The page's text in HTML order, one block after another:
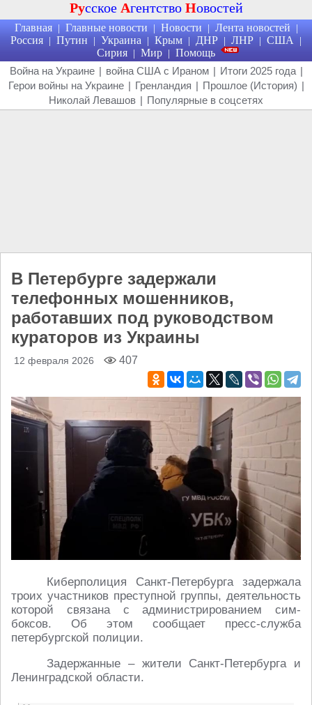
Русское Агентство Новостей
Главная | Главные новости | Новости | Лента новостей |
Россия | Путин | Украина | Крым | ДНР | ЛНР | США |
Сирия | Мир | Помощь
Война на Украине | война США с Ираном | Итоги 2025 года |
Герои войны на Украине | Гренландия | Прошлое (История) |
Николай Левашов | Популярные в соцсетях
В Петербурге задержали
телефонных мошенников,
работавших под руководством
кураторов из Украины
12 февраля 2026 407
Киберполиция Санкт-Петербурга задержала
троих участников преступной группы, деятельность
которой связана с администрированием сим-
боксов. Об этом сообщает пресс-служба
петербургской полиции.
Задержанные – жители Санкт-Петербурга и
Ленинградской области.